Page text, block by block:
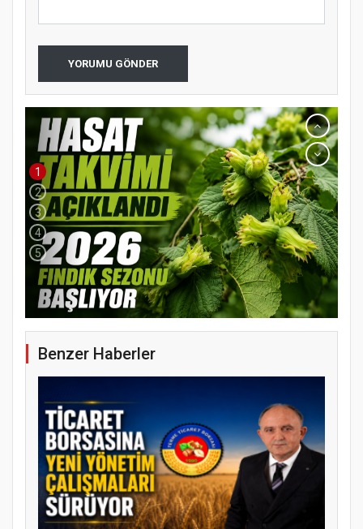
YORUMU GÖNDER
YENİ PARTİ TERME İLÇE BAŞKANLIĞINDA
ÜYE KATILIM PROGRAMI
1
2
3
4
5
Benzer Haberler